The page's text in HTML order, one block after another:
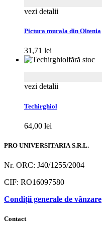
vezi detalii
Pictura murala din Oltenia
31,71 lei
fără stoc
vezi detalii
Techirghiol
64,00 lei
PRO UNIVERSITARIA S.R.L.
Nr. ORC: J40/1255/2004
CIF: RO16097580
Condiții generale de vânzare
Contact